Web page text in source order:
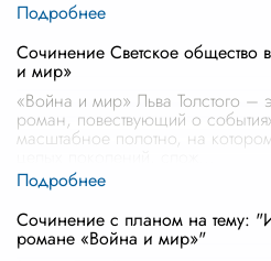
Сочинение Светское общество
и мир»
«Война и мир» Льва Толстого –
роман, повествующий о
масштабное полотно, на
Сочинение с планом на тему:
романе «Война и мир»"